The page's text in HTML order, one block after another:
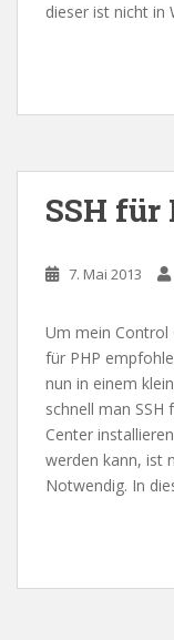
dieser ist nicht in
SSH
7. Mai 2013
Um mein Control
für PHP
nun in einem
schnell man
Center
werden kann, ist
Notwendig. In